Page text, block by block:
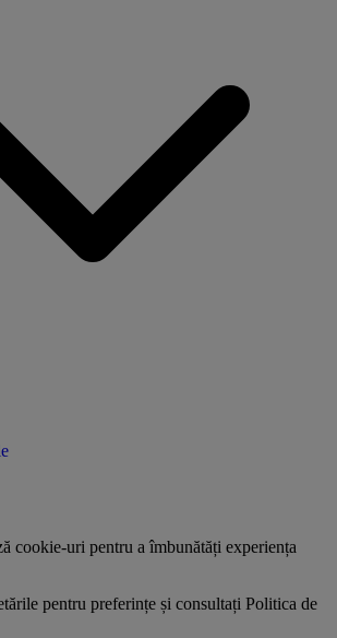
cookie-uri pentru a îmbunătăți experiența
pentru preferințe și consultați Politica de